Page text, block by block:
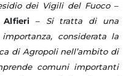
dei Vigili del Fuoco–
Alfieri – Si tratta di una
considerata la
di Agropoli nell’ambito di
comuni importanti